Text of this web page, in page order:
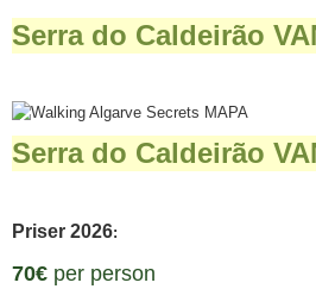
Serra do Caldeirão
Serra do Caldeirão
Priser 2026:
70€ per person